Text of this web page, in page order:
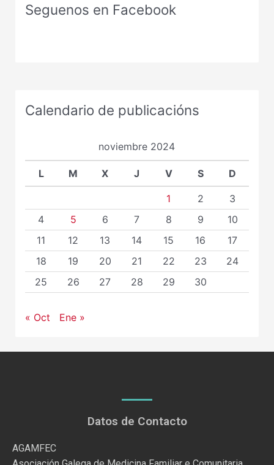
Seguenos en Facebook
Calendario de publicacións
noviembre 2024
L M X J V S D
1 2
3
4
5 6 7 8 9
10
11
12 13 14 15 16
17
18
19 20 21 22 23
24
25
26 27 28 29 30
« Oct Ene »
Datos de Contacto
AGAMFEC